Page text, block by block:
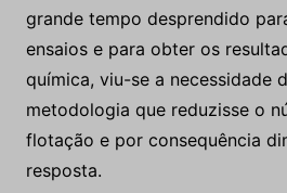
grande tempo desprendido
ensaios e para obter os
química, viu-se a necessidade
metodologia que reduzisse o
flotação e por consequência
resposta.